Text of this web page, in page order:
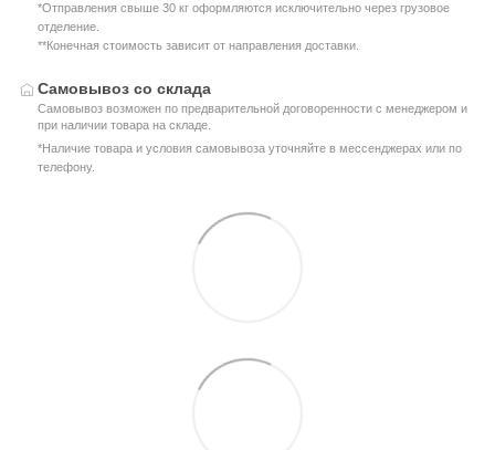
*Отправления свыше 30 кг оформляются исключительно через грузовое
отделение.
**Конечная стоимость зависит от направления доставки.
Самовывоз со склада
Самовывоз возможен по предварительной договоренности с менеджером и
при наличии товара на складе.
*Наличие товара и условия самовывоза уточняйте в мессенджерах или по
телефону.